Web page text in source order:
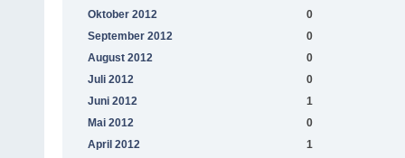
Oktober 2012
0
September 2012
0
August 2012
0
Juli 2012
0
Juni 2012
1
Mai 2012
0
April 2012
1